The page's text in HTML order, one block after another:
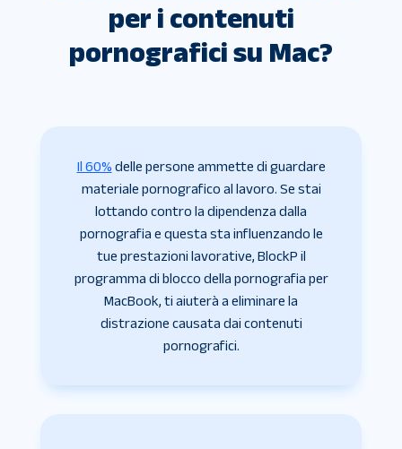
per i contenuti
pornografici su Mac?
Il 60% delle persone ammette di guardare
materiale pornografico al lavoro. Se stai
lottando contro la dipendenza dalla
pornografia e questa sta influenzando le
tue prestazioni lavorative, BlockP il
programma di blocco della pornografia per
MacBook, ti aiuterà a eliminare la
distrazione causata dai contenuti
pornografici.